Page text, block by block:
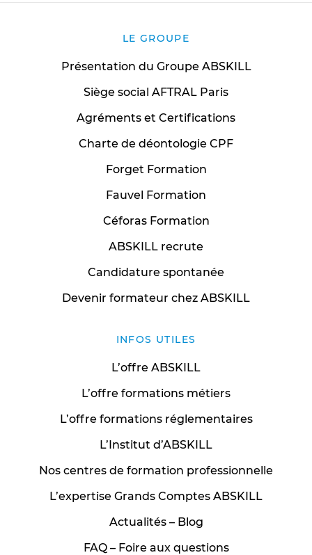
LE GROUPE
Présentation du Groupe ABSKILL
Siège social AFTRAL Paris
Agréments et Certifications
Charte de déontologie CPF
Forget Formation
Fauvel Formation
Céforas Formation
ABSKILL recrute
Candidature spontanée
Devenir formateur chez ABSKILL
INFOS UTILES
L’offre ABSKILL
L’offre formations métiers
L’offre formations réglementaires
L’Institut d’ABSKILL
Nos centres de formation professionnelle
L’expertise Grands Comptes ABSKILL
Actualités – Blog
FAQ – Foire aux questions